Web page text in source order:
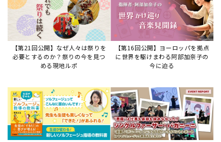
【第21回公開】なぜ人々は祭りを
必要とするのか？祭りの今を見つ
める現地ルポ
【第16回公開】ヨーロッパを拠点
に世界を駆けまわる阿部加奈子の
今に迫る